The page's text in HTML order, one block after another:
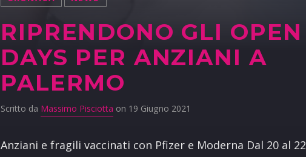
RIPRENDONO GLI OPEN
DAYS PER ANZIANI A
PALERMO
Scritto da Massimo Pisciotta on 19 Giugno 2021
Anziani e fragili vaccinati con Pfizer e Moderna Dal 20 al 22